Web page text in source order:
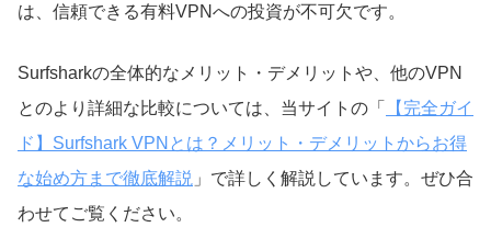
は、信頼できる有料VPNへの投資が不可欠です。
Surfsharkの全体的なメリット・デメリットや、他のVPN
とのより詳細な比較については、当サイトの「
【完全ガイ
ド】Surfshark VPNとは？メリット・デメリットからお得
な始め方まで徹底解説 」で詳しく解説しています。ぜひ合
わせてご覧ください。